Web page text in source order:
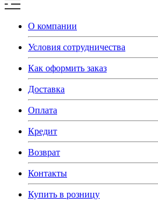
О компании
Условия сотрудничества
Как оформить заказ
Доставка
Оплата
Кредит
Возврат
Контакты
Купить в розницу